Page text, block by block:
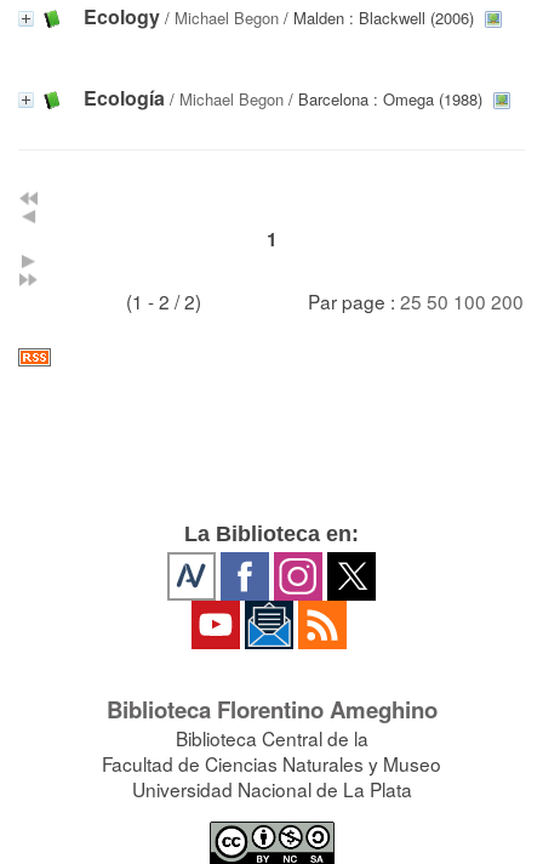
Ecology / Michael Begon / Malden : Blackwell (2006)
Ecología / Michael Begon / Barcelona : Omega (1988)
1
(1 - 2 / 2) Par page : 25 50 100 200
La Biblioteca en:
Biblioteca Florentino Ameghino
Biblioteca Central de la
Facultad de Ciencias Naturales y Museo
Universidad Nacional de La Plata